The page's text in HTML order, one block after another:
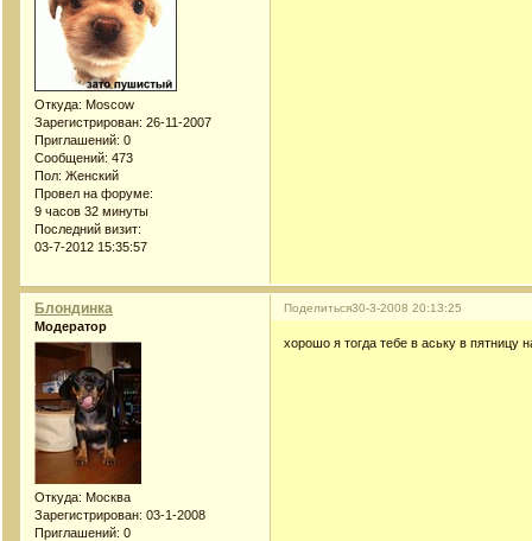
Откуда: Moscow
Зарегистрирован: 26-11-2007
Приглашений: 0
Сообщений: 473
Пол: Женский
Провел на форуме:
9 часов 32 минуты
Последний визит:
03-7-2012 15:35:57
Поделиться30-3-2008 20:13:25
Блондинка
Модератор
Откуда: Москва
Зарегистрирован: 03-1-2008
Приглашений: 0
хорошо я тогда тебе в аську в пятницу